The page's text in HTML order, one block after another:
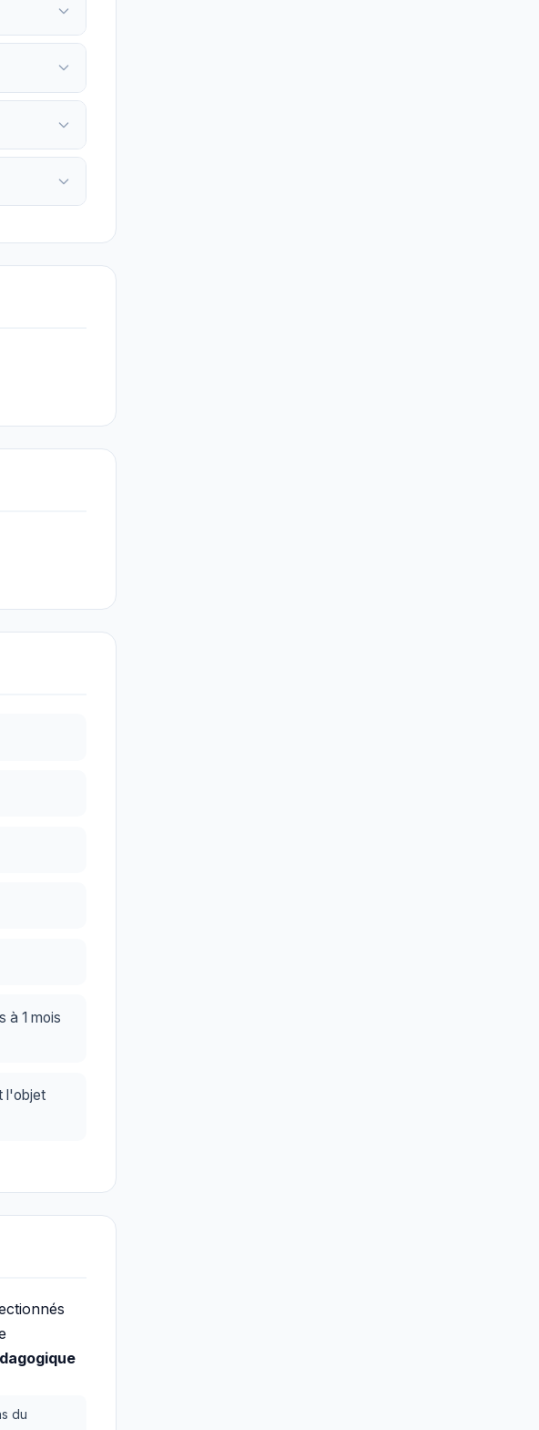
à 1 mois
l'objet
du